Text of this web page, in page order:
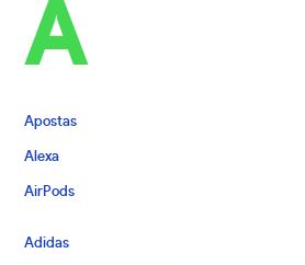
A
Apostas
Alexa
AirPods
Adidas